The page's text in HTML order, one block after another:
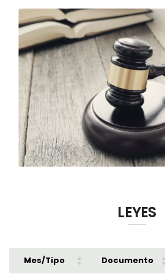
Plan Operativo Anual -
Convenios Institucionales
PRESUPUESTO: EJECUCIÓN Y
Cédulas presupuestarias
Procesos de contratación
Ejecución Presupuestaria
Obras y proyectos
LEYES
Mes/Tipo Documento